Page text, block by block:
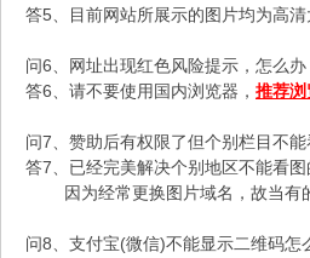
答5、目前网站所展示的图片均为高
问6、网址出现红色风险提示，怎么办
答6、请不要使用国内浏览器， 推荐浏
问7、赞助后有权限了但个别栏目不能
答7、已经完美解决个别地区不能看
因为经常更换图片域名，故当有的
问8、支付宝(微信)不能显示二维码怎